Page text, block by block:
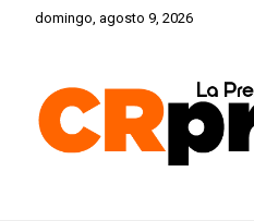
domingo, agosto 9, 2026